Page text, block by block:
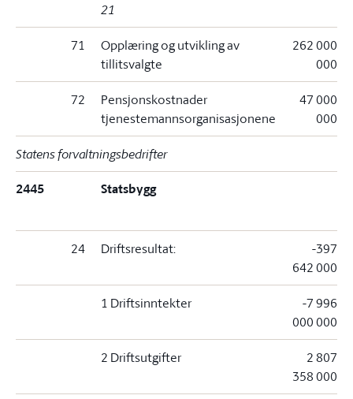
21
71
Opplæring og utvikling av
tillitsvalgte
262 000
000
72
Pensjonskostnader
tjenestemannsorganisasjonene
47 000
000
Statens forvaltningsbedrifter
2445 Statsbygg
24 Driftsresultat:
-397
642 000
1 Driftsinntekter
-7 996
000 000
2 Driftsutgifter
2 807
358 000